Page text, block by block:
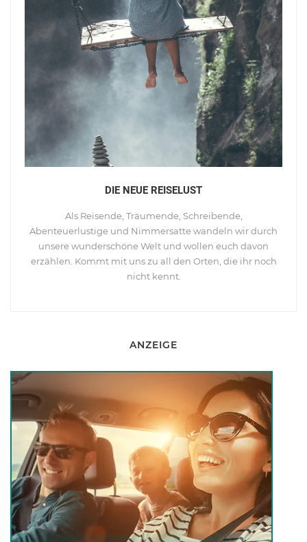
DIE NEUE REISELUST
Als Reisende, Träumende, Schreibende,
Abenteuerlustige und Nimmersatte wandeln wir durch
unsere wunderschöne Welt und wollen euch davon
erzählen. Kommt mit uns zu all den Orten, die ihr noch
nicht kennt.
ANZEIGE